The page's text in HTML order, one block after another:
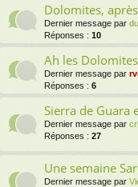
Dolomites,
Dernier message par
Réponses : 10
Ah les
Dernier message par
Réponses : 6
Sierra de Guara
Dernier message par
Réponses : 27
Une semaine
Dernier message par